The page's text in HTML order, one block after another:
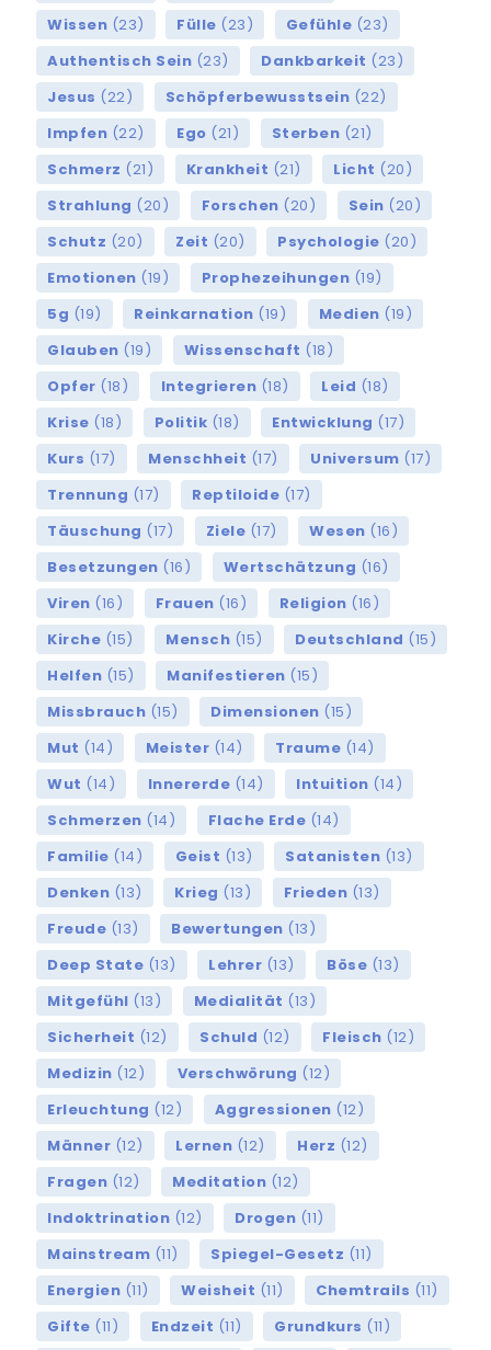
Wissen (23) Fülle (23) Gefühle (23)
Authentisch Sein (23) Dankbarkeit (23)
Jesus (22) Schöpferbewusstsein (22)
Impfen (22) Ego (21) Sterben (21)
Schmerz (21) Krankheit (21) Licht (20)
Strahlung (20) Forschen (20) Sein (20)
Schutz (20) Zeit (20) Psychologie (20)
Emotionen (19) Prophezeihungen (19)
5g (19) Reinkarnation (19) Medien (19)
Glauben (19) Wissenschaft (18)
Opfer (18) Integrieren (18) Leid (18)
Krise (18) Politik (18) Entwicklung (17)
Kurs (17) Menschheit (17) Universum (17)
Trennung (17) Reptiloide (17)
Täuschung (17) Ziele (17) Wesen (16)
Besetzungen (16) Wertschätzung (16)
Viren (16) Frauen (16) Religion (16)
Kirche (15) Mensch (15) Deutschland (15)
Helfen (15) Manifestieren (15)
Missbrauch (15) Dimensionen (15)
Mut (14) Meister (14) Traume (14)
Wut (14) Innererde (14) Intuition (14)
Schmerzen (14) Flache Erde (14)
Familie (14) Geist (13) Satanisten (13)
Denken (13) Krieg (13) Frieden (13)
Freude (13) Bewertungen (13)
Deep State (13) Lehrer (13) Böse (13)
Mitgefühl (13) Medialität (13)
Sicherheit (12) Schuld (12) Fleisch (12)
Medizin (12) Verschwörung (12)
Erleuchtung (12) Aggressionen (12)
Männer (12) Lernen (12) Herz (12)
Fragen (12) Meditation (12)
Indoktrination (12) Drogen (11)
Mainstream (11) Spiegel-Gesetz (11)
Energien (11) Weisheit (11) Chemtrails (11)
Gifte (11) Endzeit (11) Grundkurs (11)